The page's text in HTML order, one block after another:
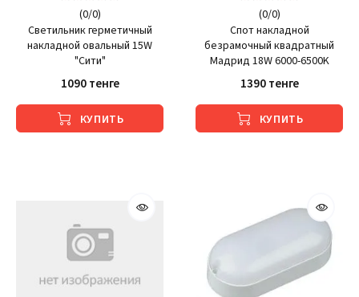
(0/0)
Светильник герметичный
накладной овальный 15W
"Сити"
1090 тенге
КУПИТЬ
(0/0)
Спот накладной
безрамочный квадратный
Мадрид 18W 6000-6500K
1390 тенге
КУПИТЬ